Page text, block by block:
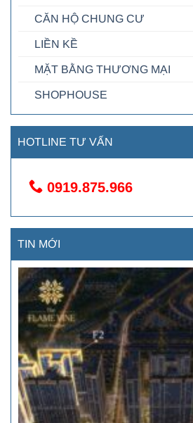
CĂN HỘ CHUNG CƯ
LIỀN KỀ
MẶT BẰNG THƯƠNG MẠI
SHOPHOUSE
HOTLINE TƯ VẤN
0919.875.966
TIN MỚI